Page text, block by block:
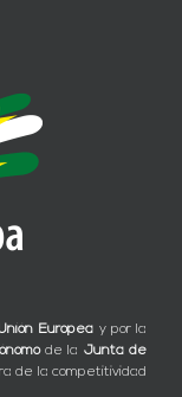
Europea y por la
de la Junta de
de la competitividad